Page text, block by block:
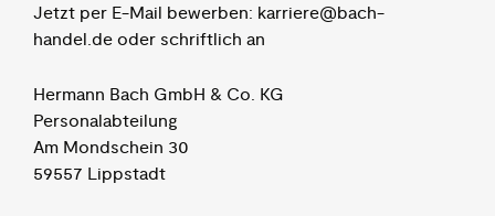
Jetzt per E-Mail bewerben: karriere@bach-
handel.de oder schriftlich an
Hermann Bach GmbH & Co. KG
Personalabteilung
Am Mondschein 30
59557 Lippstadt